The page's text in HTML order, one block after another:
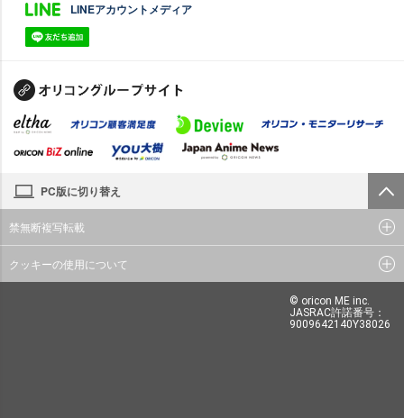
LINEアカウントメディア
PC版に切り替え
禁無断複写転載
クッキーの使用について
© oricon ME inc.
JASRAC許諾番号：
9009642140Y38026